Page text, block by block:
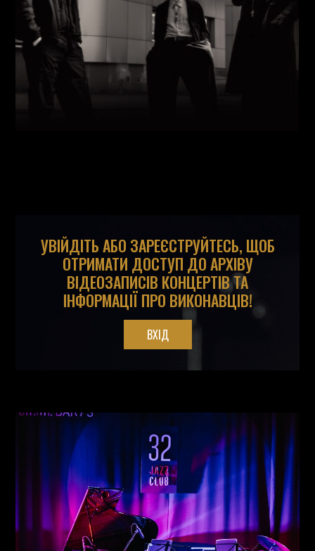
УВІЙДІТЬ АБО ЗАРЕЄСТРУЙТЕСЬ, ЩОБ
ОТРИМАТИ ДОСТУП ДО АРХІВУ
ВІДЕОЗАПИСІВ КОНЦЕРТІВ ТА
ІНФОРМАЦІЇ ПРО ВИКОНАВЦІВ!
ВХІД